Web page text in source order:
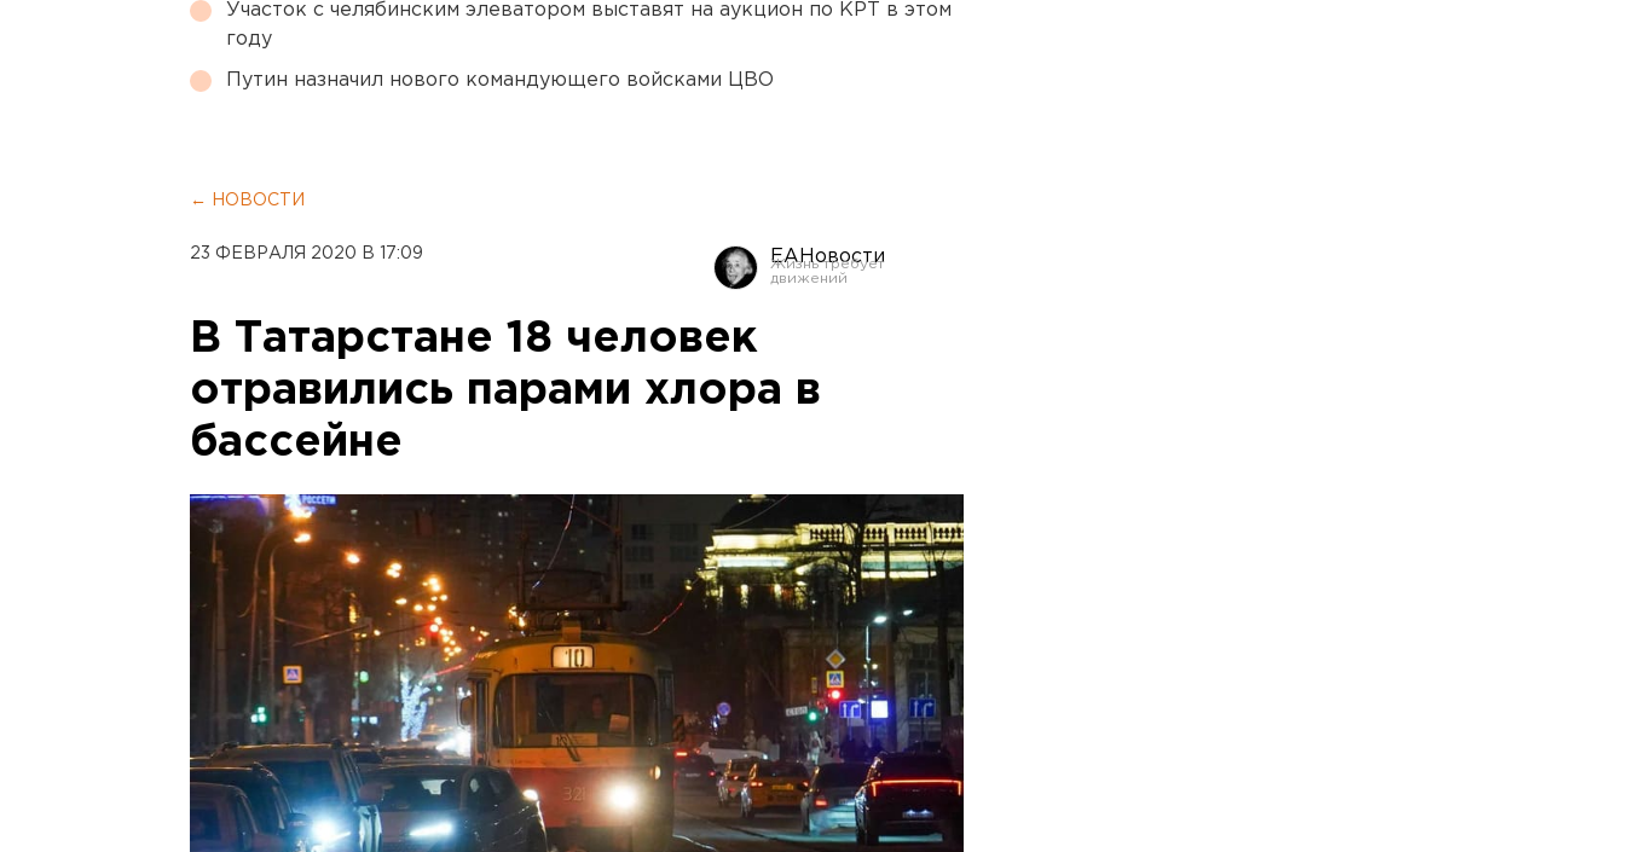
Участок с челябинским элеватором выставят на аукцион по КРТ в этом
году
Путин назначил нового командующего войсками ЦВО
← НОВОСТИ
23 ФЕВРАЛЯ 2020 В 17:09 ЕАНовости
В Татарстане 18 человек
отравились парами хлора в
бассейне